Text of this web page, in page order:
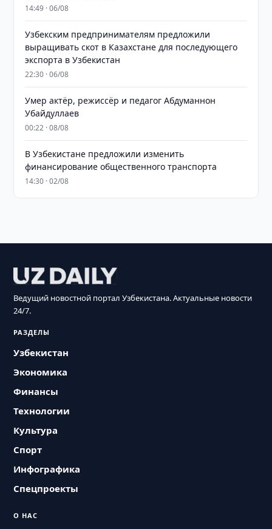
14:49 · 06/08
Узбекским предпринимателям предложили
выращивать скот в Казахстане для последующего
экспорта в Узбекистан
22:30 · 06/08
Умер актёр, режиссёр и педагог Абдуманнон
Убайдуллаев
00:22 · 08/08
В Узбекистане предложили изменить
финансирование общественного транспорта
14:30 · 02/08
Ведущий новостной портал Узбекистана. Актуальные новости
24/7.
РАЗДЕЛЫ
Узбекистан
Экономика
Финансы
Технологии
Культура
Спорт
Инфографика
Спецпроекты
О НАС